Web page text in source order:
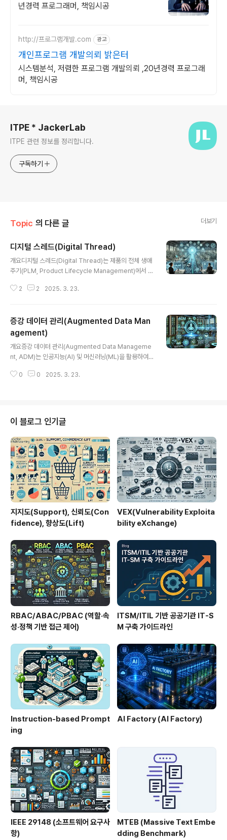
년경력 프로그래머, 책임시공
http://프로그램개발.com 광고
개인프로그램 개발의뢰 밝은터
시스템분석, 저렴한 프로그램 개발의뢰 ,20년경력 프로그래
머, 책임시공
ITPE * JackerLab
ITPE 관련 정보를 정리합니다.
구독하기
Topic 의 다른 글 더보기
디지털 스레드(Digital Thread)
개요디지털 스레드(Digital Thread)는 제품의 전체 생애
주기(PLM, Product Lifecycle Management)에서 생
이는 설계, 제조, 운영, 유지보수 등 모든 단계를 실시간으
의 개념, 주요 특징, 활용 사례, 장점과 한계, 그리고 미래 전
망을 살펴본다.1. 디지털 스레드란?디지털 스레드는 제품의
설계부터 생산, 유지보수, 폐기까지 전 과정에서 데이터를
연결하는 프레임워크이다. 이를 통해 제품과 관련된 모든
정보를 실시간으로 추적하고 분석할 수 있어 제조업의 효
율성과 품질을 극대화할 수 있다.1.1 기존 제조 방식과의 ..
2 2 2025. 3. 23.
증강 데이터 관리(Augmented Data Man
agement)
개요증강 데이터 관리(Augmented Data Manageme
nt, ADM)는 인공지능(AI) 및 머신러닝(ML)을 활용하여
이는 데이터 수집, 저장, 정제, 분석, 보안 등 데이터 라이프
과 한계, 그리고 미래 전망을 살펴본다.1. 증강 데이터 관리
란?증강 데이터 관리는 AI 및 자동화 기술을 적용하여 데이
터 관리의 효율성을 극대화하는 접근 방식이다. 기존 데이
터 관리 방식은 수동 작업이 많고 운영 비용이 높으며, 데이
터 증가 속도에 대응하기 어려운 한계가 있었다. ADM은 ..
0 0 2025. 3. 23.
이 블로그 인기글
지지도(Support), 신뢰도(Con
fidence), 향상도(Lift)
VEX(Vulnerability Exploita
bility eXchange)
RBAC/ABAC/PBAC (역할·속
성·정책 기반 접근 제어)
ITSM/ITIL 기반 공공기관 IT-S
M 구축 가이드라인
Instruction-based Prompt
ing
AI Factory (AI Factory)
IEEE 29148 (소프트웨어 요구사
항)
MTEB (Massive Text Embe
dding Benchmark)